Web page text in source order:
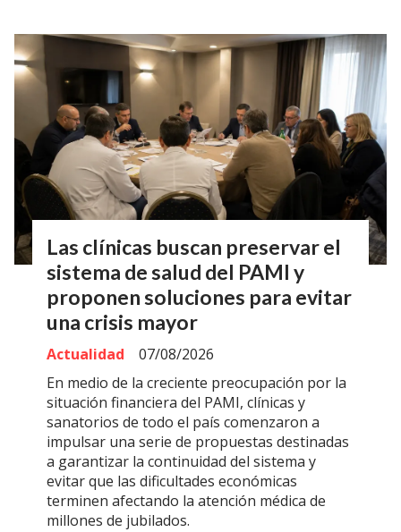
Las clínicas buscan preservar el
sistema de salud del PAMI y
proponen soluciones para evitar
una crisis mayor
Actualidad
07/08/2026
En medio de la creciente preocupación por la
situación financiera del PAMI, clínicas y
sanatorios de todo el país comenzaron a
impulsar una serie de propuestas destinadas
a garantizar la continuidad del sistema y
evitar que las dificultades económicas
terminen afectando la atención médica de
millones de jubilados.